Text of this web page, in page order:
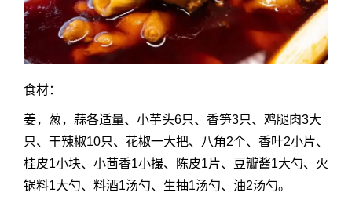
食材：
姜，葱，蒜各适量、小芋头6只、香笋3只、鸡腿肉3大
只、干辣椒10只、花椒一大把、八角2个、香叶2小片、
桂皮1小块、小茴香1小撮、陈皮1片、豆瓣酱1大勺、火
锅料1大勺、料酒1汤勺、生抽1汤勺、油2汤勺。